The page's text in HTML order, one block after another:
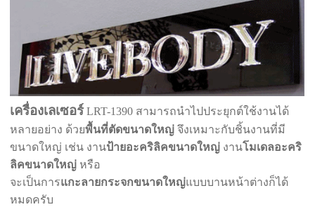
เครื่องเลเซอร์LRT-1390 สามารถนำไปประยุกต์ใช้งานได้
หลายอย่าง ด้วยพื้นที่ตัดขนาดใหญ่ จึงเหมาะกับชิ้นงานที่มี
ขนาดใหญ่ เช่น งานป้ายอะคริลิคขนาดใหญ่ งานโมเดลอะคริ
ลิคขนาดใหญ่ หรือ
จะเป็นการแกะลายกระจกขนาดใหญ่แบบบานหน้าต่างก็ได้
หมดครับ